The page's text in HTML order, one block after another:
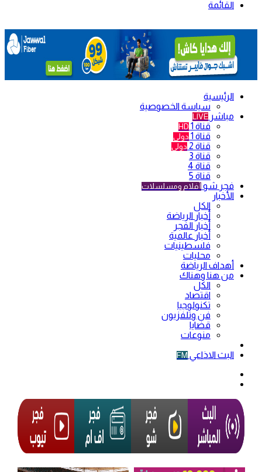
القائمة
الرئيسية
سياسة الخصوصية
مباشر LIVE
قناة 1 HD
قناة 1 دولي
قناة 2 دولي
قناة 3
قناة 4
قناة 5
فجر شو أفلام ومسلسلات
الأخبار
الكل
أخبار الرياضة
أخبار الفجر
أخبار عالمية
فلسطينيات
محليات
أهداف الرياضة
من هنا وهناك
الكل
اقتصاد
تكنولوجيا
فن وتلفزيون
قضايا
منوعات
البث الاذاعي FM